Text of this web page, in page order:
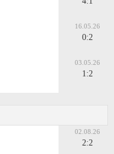
16.05.26
0:2
03.05.26
1:2
02.08.26
2:2